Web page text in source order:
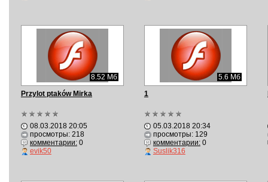
8.52 Мб
Przylot ptaków Mirka
08.03.2018 20:05
просмотры: 218
комментарии:0
evik50
5.6 Мб
1
05.03.2018 20:34
просмотры: 129
комментарии:0
Suslik316